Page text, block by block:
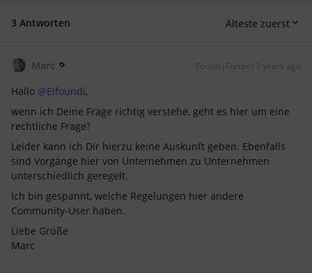
3 Antworten Älteste zuerst
Marc Forum|Forum|3 years ago
Hallo @Elfoundi,
wenn ich Deine Frage richtig verstehe, geht es hier um eine
rechtliche Frage?
Leider kann ich Dir hierzu keine Auskunft geben. Ebenfalls
sind Vorgänge hier von Unternehmen zu Unternehmen
unterschiedlich geregelt.
Ich bin gespannt, welche Regelungen hier andere
Community-User haben.
Liebe Grüße
Marc